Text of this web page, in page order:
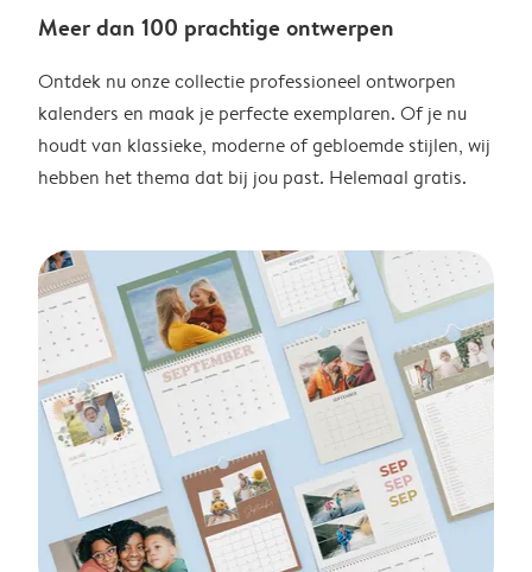
Meer dan 100 prachtige ontwerpen
Ontdek nu onze collectie professioneel ontworpen
kalenders en maak je perfecte exemplaren. Of je nu
houdt van klassieke, moderne of gebloemde stijlen, wij
hebben het thema dat bij jou past. Helemaal gratis.